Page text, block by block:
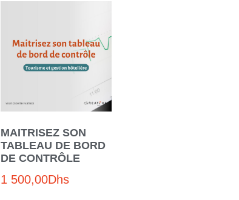
MAITRISEZ SON
TABLEAU DE BORD
DE CONTRÔLE
1 500,00Dhs